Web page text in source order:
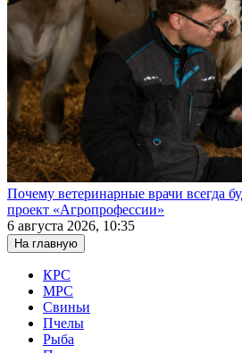
Почему ветеринарные врачи всегда
проект «Агропрофессии»
6 августа 2026, 10:35
На главную
КРС
МРС
Свиньи
Пчелы
Рыба